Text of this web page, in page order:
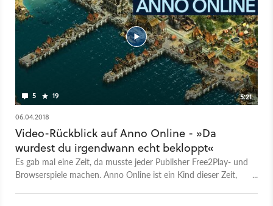
5 19 5:21
06.04.2018
Video-Rückblick auf Anno Online - »Da
wurdest du irgendwann echt bekloppt«
Es gab mal eine Zeit, da musste jeder Publisher Free2Play- und
Browserspiele machen. Anno Online ist ein Kind dieser Zeit,